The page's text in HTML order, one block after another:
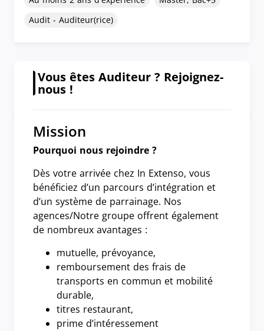
Audit - Auditeur(rice)
Vous êtes Auditeur ? Rejoignez-
nous !
Mission
Pourquoi nous rejoindre ?
Dès votre arrivée chez In Extenso, vous
bénéficiez d’un parcours d’intégration et
d’un système de parrainage. Nos
agences/Notre groupe offrent également
de nombreux avantages :
mutuelle, prévoyance,
remboursement des frais de
transports en commun et mobilité
durable,
titres restaurant,
prime d’intéressement